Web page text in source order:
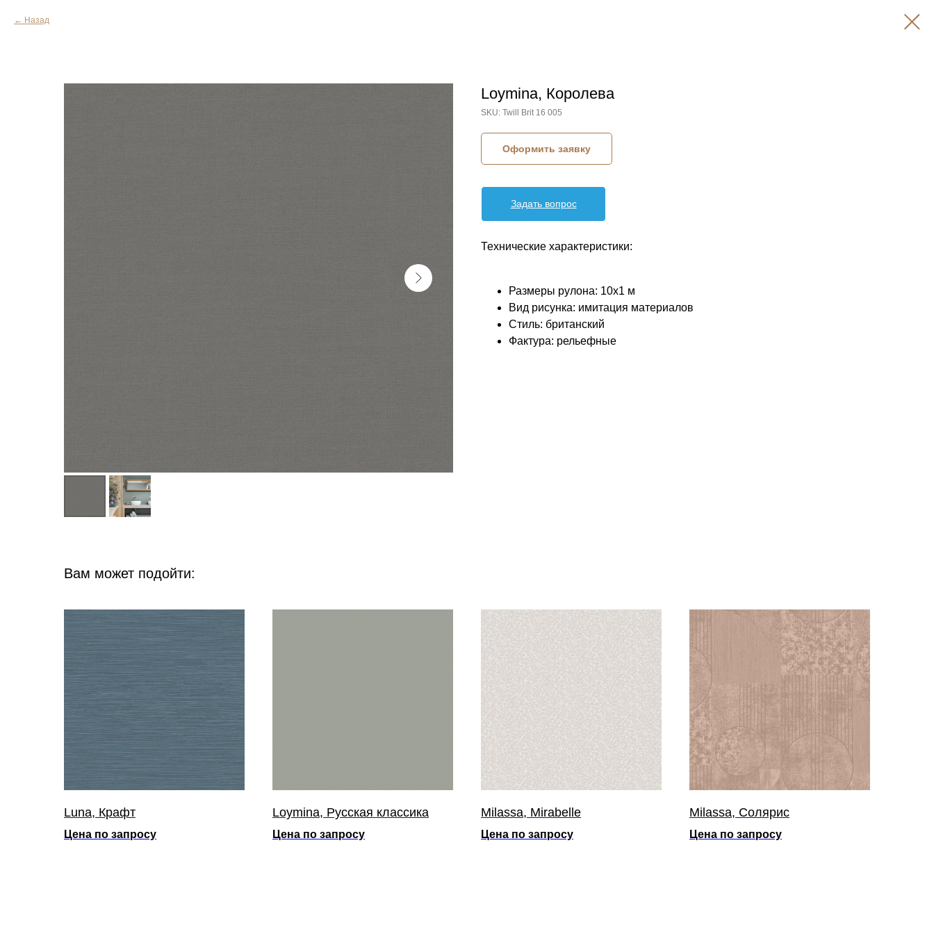
Назад
Loymina, Королева
SKU: Twill Brit 16 005
Оформить заявку
Задать вопрос
Технические характеристики:
Размеры рулона: 10х1 м
Вид рисунка: имитация материалов
Стиль: британский
Фактура: рельефные
Вам может подойти:
Luna, Крафт
Цена по запросу
Loymina, Русская классика
Цена по запросу
Milassa, Mirabelle
Цена по запросу
Milassa, Солярис
Цена по запросу